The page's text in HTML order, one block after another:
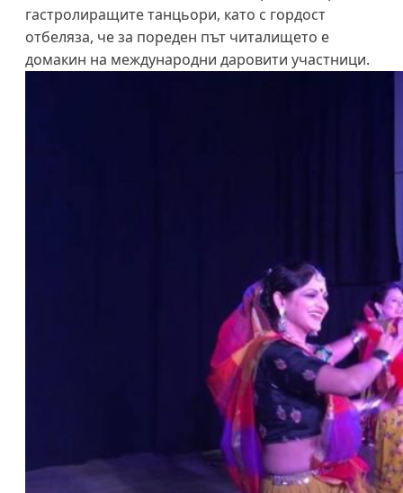
гастролиращите танцьори, като с гордост
отбеляза, че за пореден път читалището е
домакин на международни даровити участници.